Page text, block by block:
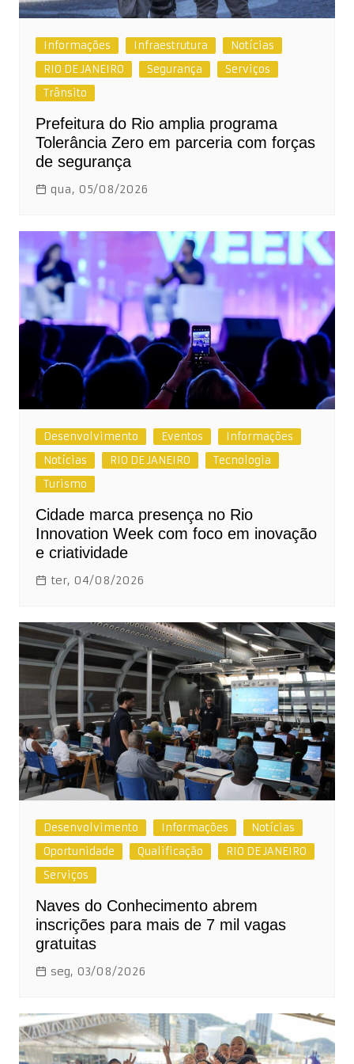
Informações Infraestrutura
Notícias
RIO DE JANEIRO
Segurança
Serviços
Trânsito
Prefeitura do Rio amplia programa
Tolerância Zero em parceria com forças
de segurança
qua, 05/08/2026
Desenvolvimento Eventos
Informações
Notícias
RIO DE JANEIRO
Tecnologia
Turismo
Cidade marca presença no Rio
Innovation Week com foco em inovação
e criatividade
ter, 04/08/2026
Desenvolvimento Informações
Notícias
Oportunidade
Qualificação
RIO DE JANEIRO
Serviços
Naves do Conhecimento abrem
inscrições para mais de 7 mil vagas
gratuitas
seg, 03/08/2026